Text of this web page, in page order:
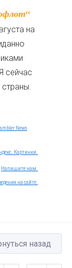
на
сейчас
News
Картинки.
Напишите нам.
на сайте.
назад